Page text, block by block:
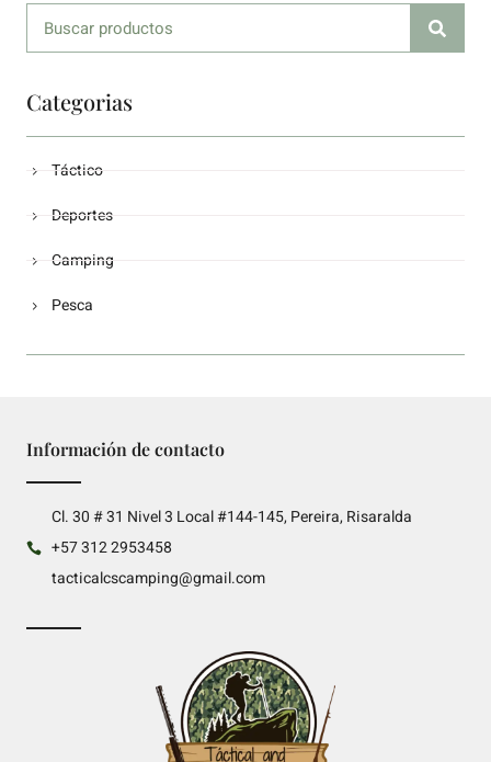
Categorias
Táctico
Deportes
Camping
Pesca
Información de contacto
Cl. 30 # 31 Nivel 3 Local #144-145, Pereira, Risaralda
+57 312 2953458
tacticalcscamping@gmail.com